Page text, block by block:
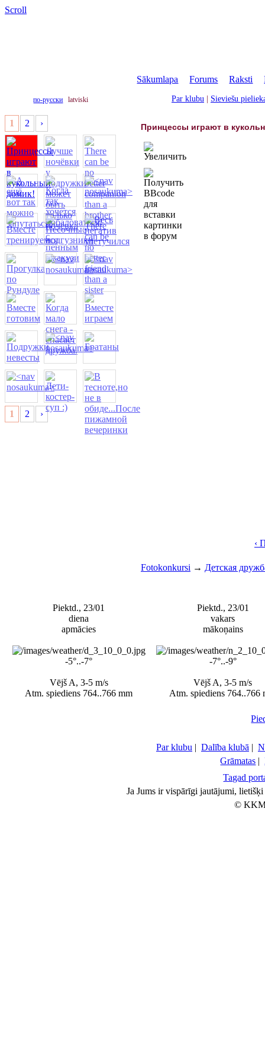
Scroll
Sākumlapa |Forums |Raksti |
по-русски latviski Par klubu Sieviešu
Принцессы играют в
‹
Fotokonkursi → Детская
1 2 ›
1 2 ›
Piektd., 23/01
diena
apmācies
-5°..-7°
Vējš A, 3-5 m/s
Atm. spiediens 764..766 mm
Piektd., 23/01
vakars
mākoņains
-7°..-9°
Vējš A, 3-5 m/s
Atm. spiediens 764..766
Par klubu | Dalība klubā |
Grāmatas |
Tagad
Ja Jums ir vispārīgi jautājumi,
©